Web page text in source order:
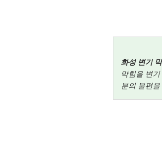
화성 변기
막힘을 변
분의 불편